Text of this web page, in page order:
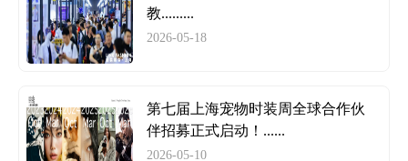
教.........
2026-05-18
第七届上海宠物时装周全球合作伙
伴招募正式启动！......
2026-05-10